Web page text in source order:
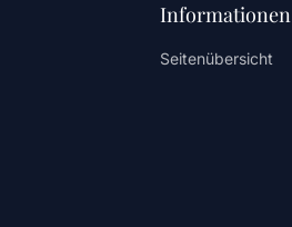
Informationen
Seitenübersicht